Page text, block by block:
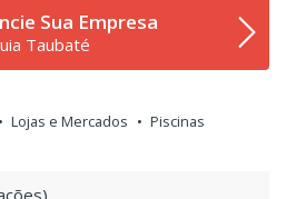
Sua Empresa
Taubaté
Lojas e Mercados
Piscinas